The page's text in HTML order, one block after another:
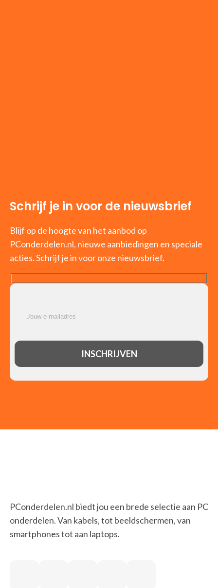
Schrijf je in voor de nieuwsbrief
Blijf op de hoogte van het aanbod op
PConderdelen.nl, nieuwe aanbiedingen en speciale
acties. Schrijf je in voor onze nieuwsbrief.
PConderdelen.nl biedt jou een brede selectie aan PC
onderdelen. Van kabels, tot beeldschermen, van
smartphones tot aan laptops.